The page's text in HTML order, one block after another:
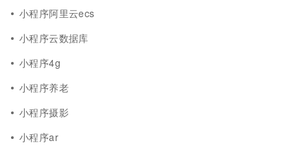
小程序阿里云ecs
小程序云数据库
小程序4g
小程序养老
小程序摄影
小程序ar